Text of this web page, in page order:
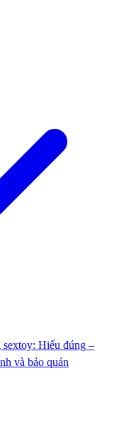
sextoy: Hiểu đúng –
và bảo quản